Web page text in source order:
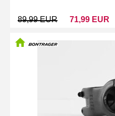
89,99 EUR 71,99 EUR